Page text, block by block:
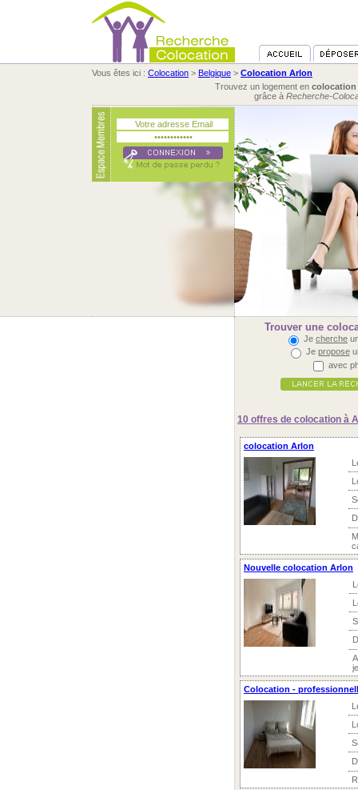
Vous êtes ici : Colocation > Belgique > Colocation Arlon
Trouvez un logement en colocation
grâce à Recherche-
Trouver une
Je cherche
Je propose
avec
10 offres de colocation à
colocation Arlon
Nouvelle colocation Arlon
Colocation -